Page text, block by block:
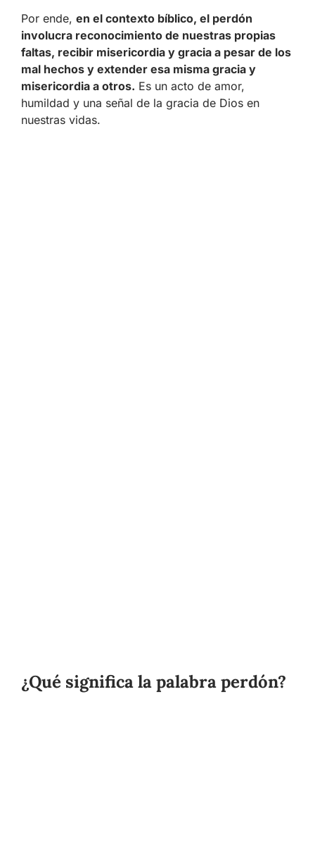
Por ende, en el contexto bíblico, el perdón
involucra reconocimiento de nuestras propias
faltas, recibir misericordia y gracia a pesar de los
mal hechos y extender esa misma gracia y
misericordia a otros. Es un acto de amor,
humildad y una señal de la gracia de Dios en
nuestras vidas.
¿Qué significa la palabra perdón?